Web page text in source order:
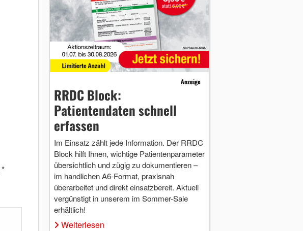
*
Anzeige
RRDC Block:
Patientendaten schnell
erfassen
Im Einsatz zählt jede Information. Der RRDC
Block hilft Ihnen, wichtige Patientenparameter
übersichtlich und zügig zu dokumentieren –
im handlichen A6-Format, praxisnah
überarbeitet und direkt einsatzbereit. Aktuell
vergünstigt in unserem im Sommer-Sale
erhältlich!
Weiterlesen